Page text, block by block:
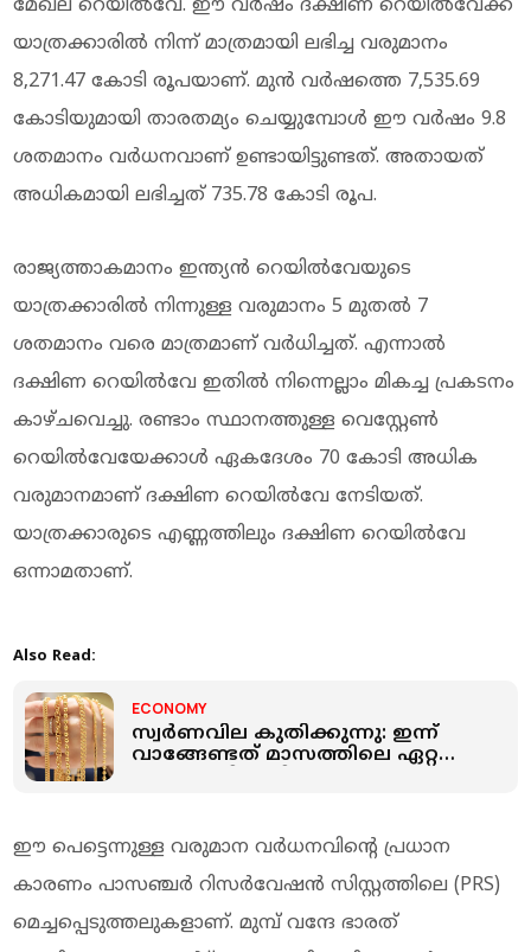
മേഖല റെയിൽവേ. ഈ വർഷം ദക്ഷിണ റെയില്‍വേക്ക്
യാത്രക്കാരില്‍ നിന്ന് മാത്രമായി ലഭിച്ച വരുമാനം
8,271.47 കോടി രൂപയാണ്. മുൻ വർഷത്തെ 7,535.69
കോടിയുമായി താരതമ്യം ചെയ്യുമ്പോള്‍ ഈ വർഷം 9.8
ശതമാനം വർധനവാണ് ഉണ്ടായിട്ടുണ്ടത്. അതായത്
അധികമായി ലഭിച്ചത് 735.78 കോടി രൂപ.
രാജ്യത്താകമാനം ഇന്ത്യൻ റെയിൽവേയുടെ
യാത്രക്കാരിൽ നിന്നുള്ള വരുമാനം 5 മുതൽ 7
ശതമാനം വരെ മാത്രമാണ് വർധിച്ചത്. എന്നാല്‍
ദക്ഷിണ റെയിൽവേ ഇതില്‍ നിന്നെല്ലാം മികച്ച പ്രകടനം
കാഴ്ചവെച്ചു. രണ്ടാം സ്ഥാനത്തുള്ള വെസ്റ്റേൺ
റെയിൽവേയേക്കാൾ ഏകദേശം 70 കോടി അധിക
വരുമാനമാണ് ദക്ഷിണ റെയിൽവേ നേടിയത്.
യാത്രക്കാരുടെ എണ്ണത്തിലും ദക്ഷിണ റെയിൽവേ
ഒന്നാമതാണ്.
Also Read:
ECONOMY
സ്വർണവില കുതിക്കുന്നു: ഇന്ന്
വാങ്ങേണ്ടത് മാസത്തിലെ ഏറ്റവും
ഈ പെട്ടെന്നുള്ള വരുമാന വർധനവിന്റെ പ്രധാന
കാരണം പാസഞ്ചർ റിസർവേഷൻ സിസ്റ്റത്തിലെ (PRS)
മെച്ചപ്പെടുത്തലുകളാണ്. മുമ്പ് വന്ദേ ഭാരത്